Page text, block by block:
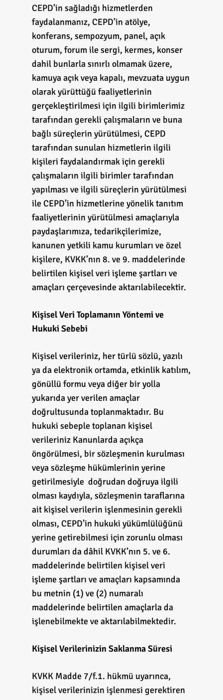
CEPD’in sağladığı hizmetlerden
faydalanmanız, CEPD’in atölye,
konferans, sempozyum, panel, açık
oturum, forum ile sergi, kermes, konser
dahil bunlarla sınırlı olmamak üzere,
kamuya açık veya kapalı, mevzuata uygun
olarak yürüttüğü faaliyetlerinin
gerçekleştirilmesi için ilgili birimlerimiz
tarafından gerekli çalışmaların ve buna
bağlı süreçlerin yürütülmesi, CEPD
tarafından sunulan hizmetlerin ilgili
kişileri faydalandırmak için gerekli
çalışmaların ilgili birimler tarafından
yapılması ve ilgili süreçlerin yürütülmesi
ile CEPD’in hizmetlerine yönelik tanıtım
faaliyetlerinin yürütülmesi amaçlarıyla
paydaşlarımıza, tedarikçilerimize,
kanunen yetkili kamu kurumları ve özel
kişilere, KVKK’nın 8. ve 9. maddelerinde
belirtilen kişisel veri işleme şartları ve
amaçları çerçevesinde aktarılabilecektir.
Kişisel Veri Toplamanın Yöntemi ve
Hukuki Sebebi
Kişisel verileriniz, her türlü sözlü, yazılı
ya da elektronik ortamda, etkinlik katılım,
gönüllü formu veya diğer bir yolla
yukarıda yer verilen amaçlar
doğrultusunda toplanmaktadır. Bu
hukuki sebeple toplanan kişisel
verileriniz Kanunlarda açıkça
öngörülmesi, bir sözleşmenin kurulması
veya sözleşme hükümlerinin yerine
getirilmesiyle doğrudan doğruya ilgili
olması kaydıyla, sözleşmenin taraflarına
ait kişisel verilerin işlenmesinin gerekli
olması, CEPD’in hukuki yükümlülüğünü
yerine getirebilmesi için zorunlu olması
durumları da dâhil KVKK’nın 5. ve 6.
maddelerinde belirtilen kişisel veri
işleme şartları ve amaçları kapsamında
bu metnin (1) ve (2) numaralı
maddelerinde belirtilen amaçlarla da
işlenebilmekte ve aktarılabilmektedir.
Kişisel Verilerinizin Saklanma Süresi
KVKK Madde 7/f.1. hükmü uyarınca,
kişisel verilerinizin işlenmesi gerektiren